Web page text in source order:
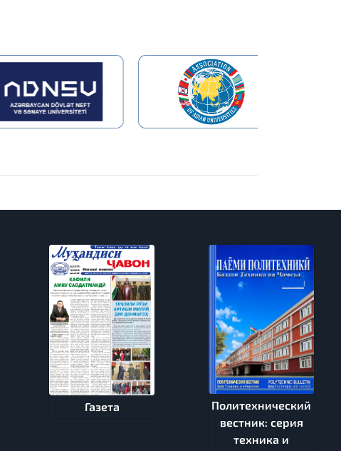
Газета
Политехнический
вестник: серия
техника и